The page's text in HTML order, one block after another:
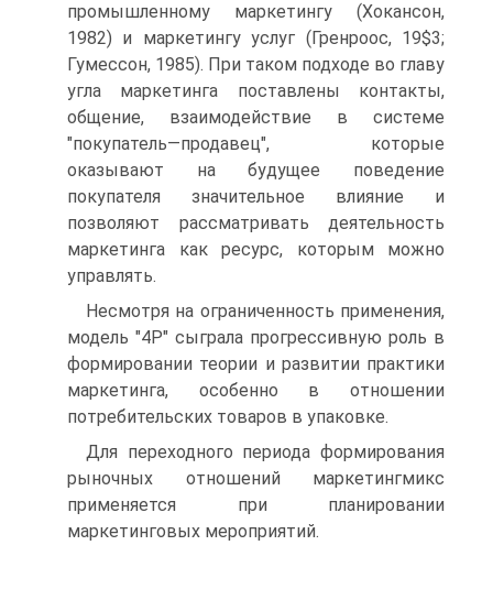
промышленному маркетингу (Хокансон,
1982) и маркетингу услуг (Гренроос, 19$3;
Гумессон, 1985). При таком подходе во главу
угла маркетинга поставлены контакты,
общение, взаимодействие в системе
"покупатель—продавец", которые
оказывают на будущее поведение
покупателя значительное влияние и
позволяют рассматривать деятельность
маркетинга как ресурс, которым можно
управлять.
Несмотря на ограниченность применения,
модель "4Р" сыграла прогрессивную роль в
формировании теории и развитии практики
маркетинга, особенно в отношении
потребительских товаров в упаковке.
Для переходного периода формирования
рыночных отношений маркетингмикс
применяется при планировании
маркетинговых мероприятий.